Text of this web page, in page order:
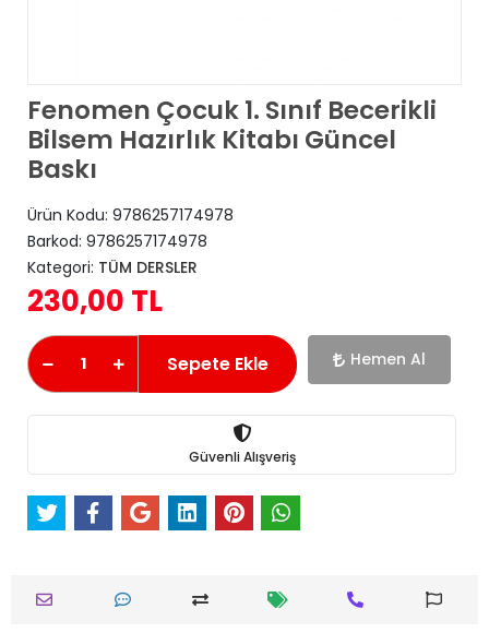
Fenomen Çocuk 1. Sınıf Becerikli
Bilsem Hazırlık Kitabı Güncel
Baskı
Ürün Kodu: 9786257174978
Barkod: 9786257174978
Kategori: TÜM DERSLER
230,00 TL
Sepete Ekle Hemen Al
Güvenli Alışveriş